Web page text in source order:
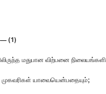
(1)
மதுபான விற்பனை
யாவையென்பதையும்;